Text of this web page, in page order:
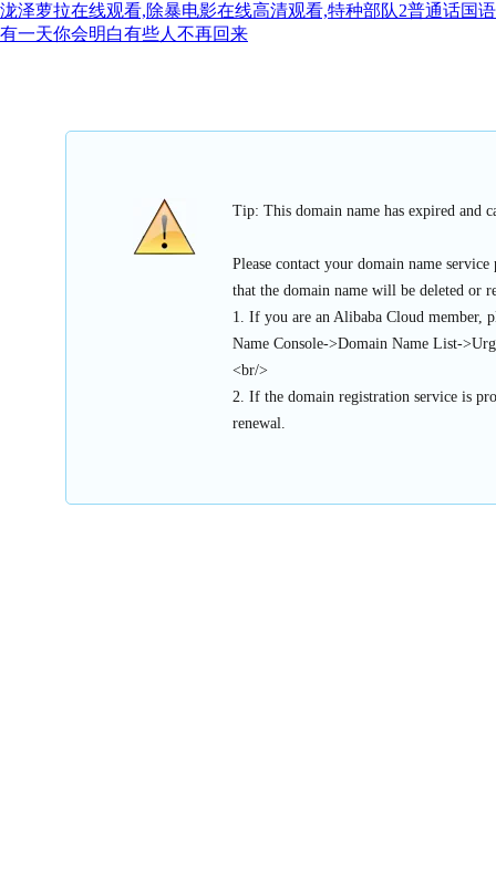
泷泽萝拉在线观看,除暴电影在线高清观看,特种部队2普通话国
有一天你会明白有些人不再回来